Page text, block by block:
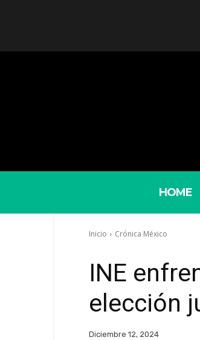
HOME
Inicio Crónica México
INE
elección
Diciembre 12, 2024